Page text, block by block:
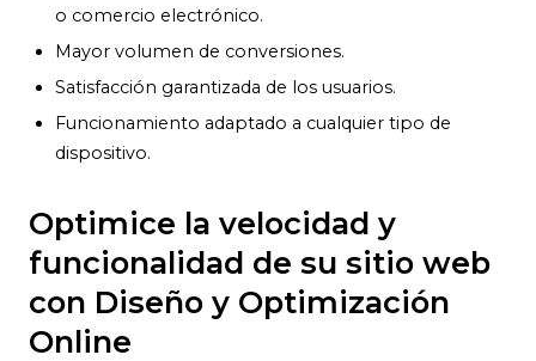
o comercio electrónico.
Mayor volumen de conversiones.
Satisfacción garantizada de los usuarios.
Funcionamiento adaptado a cualquier tipo de
dispositivo.
Optimice la velocidad y
funcionalidad de su sitio web
con Diseño y Optimización
Online